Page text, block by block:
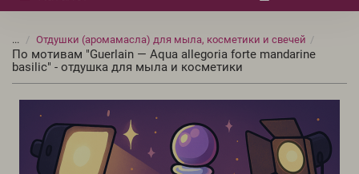
... Отдушки (аромамасла) для мыла, косметики и свечей
По мотивам "Guerlain — Aqua allegoria forte mandarine
basilic" - отдушка для мыла и косметики